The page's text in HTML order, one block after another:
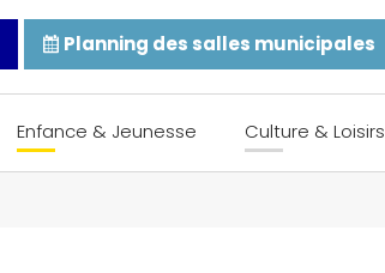
Planning des salles municipales
Enfance & Jeunesse Culture & Loisirs